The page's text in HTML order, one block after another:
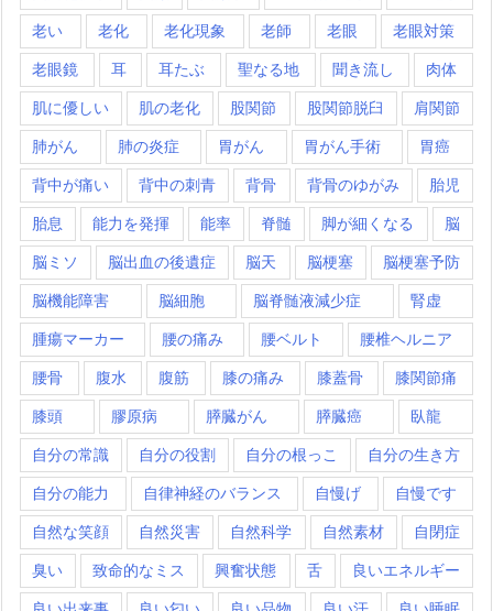
老い 老化 老化現象 老師 老眼 老眼対策
老眼鏡 耳 耳たぶ 聖なる地 聞き流し 肉体
肌に優しい 肌の老化 股関節 股関節脱臼 肩関節
肺がん 肺の炎症 胃がん 胃がん手術 胃癌
背中が痛い 背中の刺青 背骨 背骨のゆがみ 胎児
胎息 能力を発揮 能率 脊髄 脚が細くなる 脳
脳ミソ 脳出血の後遺症 脳天 脳梗塞 脳梗塞予防
脳機能障害 脳細胞 脳脊髄液減少症 腎虚
腫瘍マーカー 腰の痛み 腰ベルト 腰椎ヘルニア
腰骨 腹水 腹筋 膝の痛み 膝蓋骨 膝関節痛
膝頭 膠原病 膵臓がん 膵臓癌 臥龍
自分の常識 自分の役割 自分の根っこ 自分の生き方
自分の能力 自律神経のバランス 自慢げ 自慢です
自然な笑顔 自然災害 自然科学 自然素材 自閉症
臭い 致命的なミス 興奮状態 舌 良いエネルギー